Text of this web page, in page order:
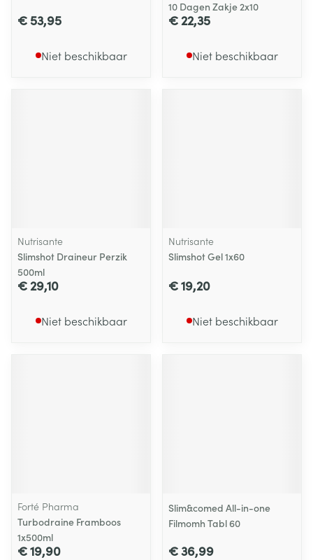
€ 53,95
Niet beschikbaar
10 Dagen Zakje 2x10
€ 22,35
Niet beschikbaar
Nutrisante
Slimshot Draineur Perzik
500ml
€ 29,10
Niet beschikbaar
Nutrisante
Slimshot Gel 1x60
€ 19,20
Niet beschikbaar
Forté Pharma
Turbodraine Framboos
1x500ml
€ 19,90
Slim&comed All-in-one
Filmomh Tabl 60
€ 36,99